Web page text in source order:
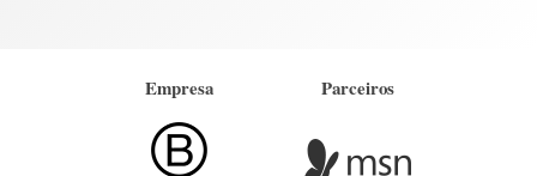
Empresa Parceiros